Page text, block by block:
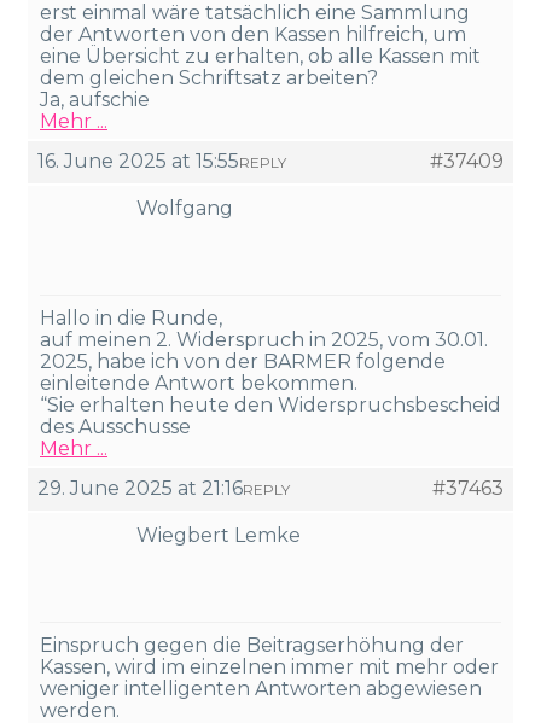
erst einmal wäre tatsächlich eine Sammlung
der Antworten von den Kassen hilfreich, um
eine Übersicht zu erhalten, ob alle Kassen mit
dem gleichen Schriftsatz arbeiten?
Ja, aufschie
Mehr ...
16. June 2025 at 15:55
#37409
REPLY
Wolfgang
Hallo in die Runde,
auf meinen 2. Widerspruch in 2025, vom 30.01.
2025, habe ich von der BARMER folgende
einleitende Antwort bekommen.
“Sie erhalten heute den Widerspruchsbescheid
des Ausschusse
Mehr ...
29. June 2025 at 21:16
#37463
REPLY
Wiegbert Lemke
Einspruch gegen die Beitragserhöhung der
Kassen, wird im einzelnen immer mit mehr oder
weniger intelligenten Antworten abgewiesen
werden.